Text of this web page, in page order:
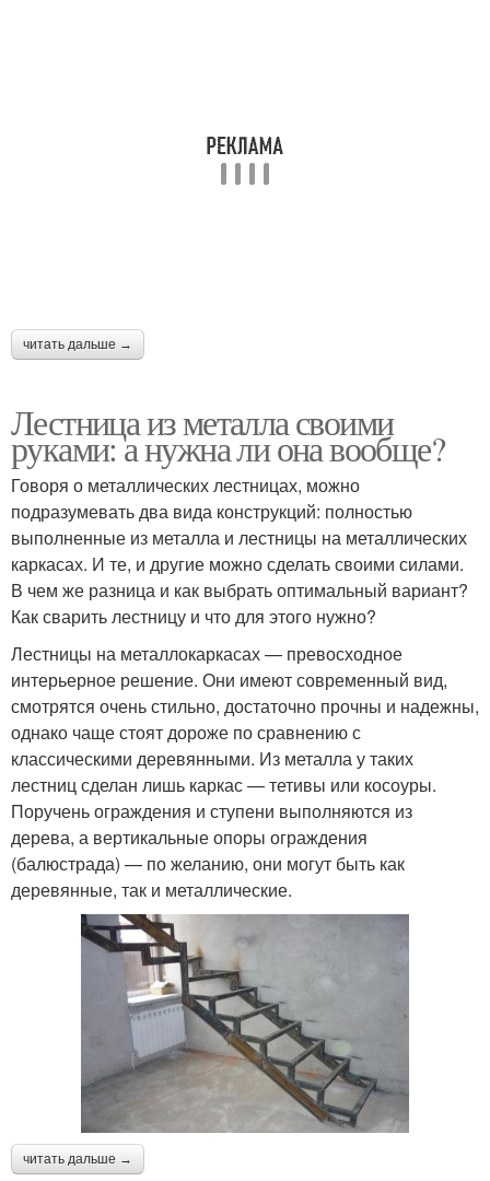
читать дальше →
Лестница из металла своими
руками: а нужна ли она вообще?
Говоря о металлических лестницах, можно
подразумевать два вида конструкций: полностью
выполненные из металла и лестницы на металлических
каркасах. И те, и другие можно сделать своими силами.
В чем же разница и как выбрать оптимальный вариант?
Как сварить лестницу и что для этого нужно?
Лестницы на металлокаркасах — превосходное
интерьерное решение. Они имеют современный вид,
смотрятся очень стильно, достаточно прочны и надежны,
однако чаще стоят дороже по сравнению с
классическими деревянными. Из металла у таких
лестниц сделан лишь каркас — тетивы или косоуры.
Поручень ограждения и ступени выполняются из
дерева, а вертикальные опоры ограждения
(балюстрада) — по желанию, они могут быть как
деревянные, так и металлические.
читать дальше →